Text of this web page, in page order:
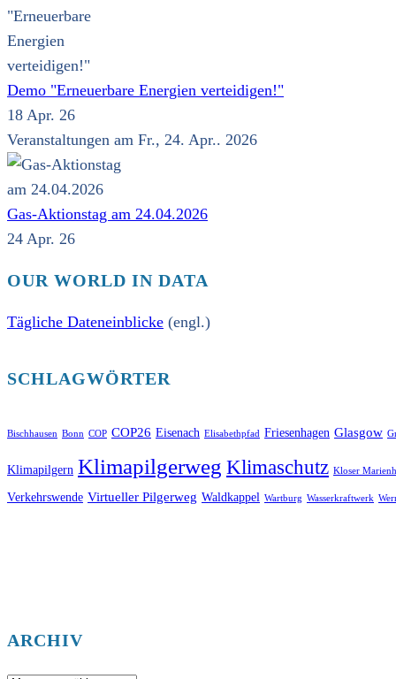
Demo "Erneuerbare Energien verteidigen!"
18 Apr. 26
Veranstaltungen am Fr., 24. Apr.. 2026
Gas-Aktionstag am 24.04.2026
24 Apr. 26
OUR WORLD IN DATA
Tägliche Dateneinblicke (engl.)
SCHLAGWÖRTER
Bischhausen Bonn COP COP26 Eisenach Elisabethpfad Friesenhagen Glasgow
Klimapilgern Klimapilgerweg Klimaschutz Kloser
Verkehrswende Virtueller Pilgerweg Waldkappel Wartburg Wasserkraftwerk
ARCHIV